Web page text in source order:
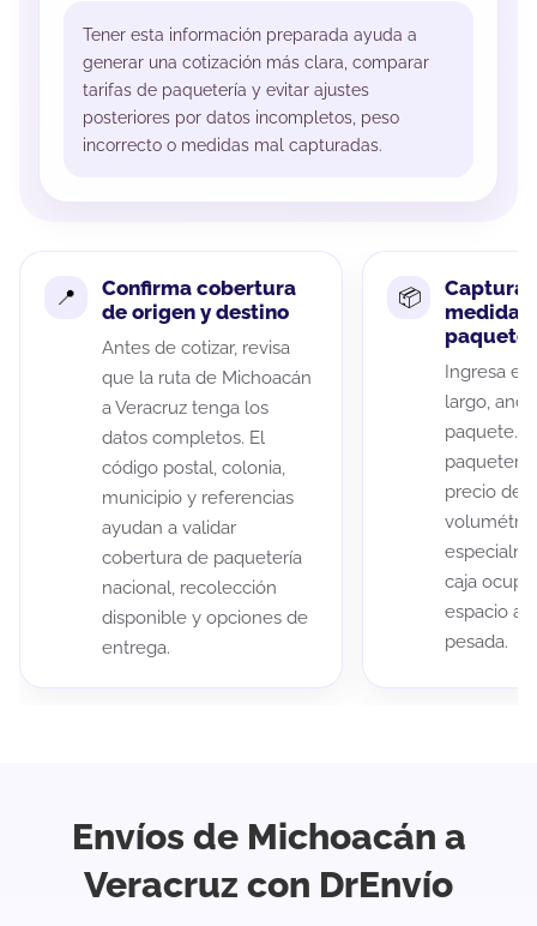
Tener esta información preparada ayuda a
generar una cotización más clara, comparar
tarifas de paquetería y evitar ajustes
posteriores por datos incompletos, peso
incorrecto o medidas mal capturadas.
Confirma cobertura
de origen y destino
Antes de cotizar, revisa
que la ruta de Michoacán
a Veracruz tenga los
datos completos. El
código postal, colonia,
municipio y referencias
ayudan a validar
cobertura de paquetería
nacional, recolección
disponible y opciones de
entrega.
Captura
medidas
paquete
Ingresa el
largo,
paquete.
precio de
caja
espacio
pesada.
Envíos de Michoacán a
Veracruz con DrEnvío